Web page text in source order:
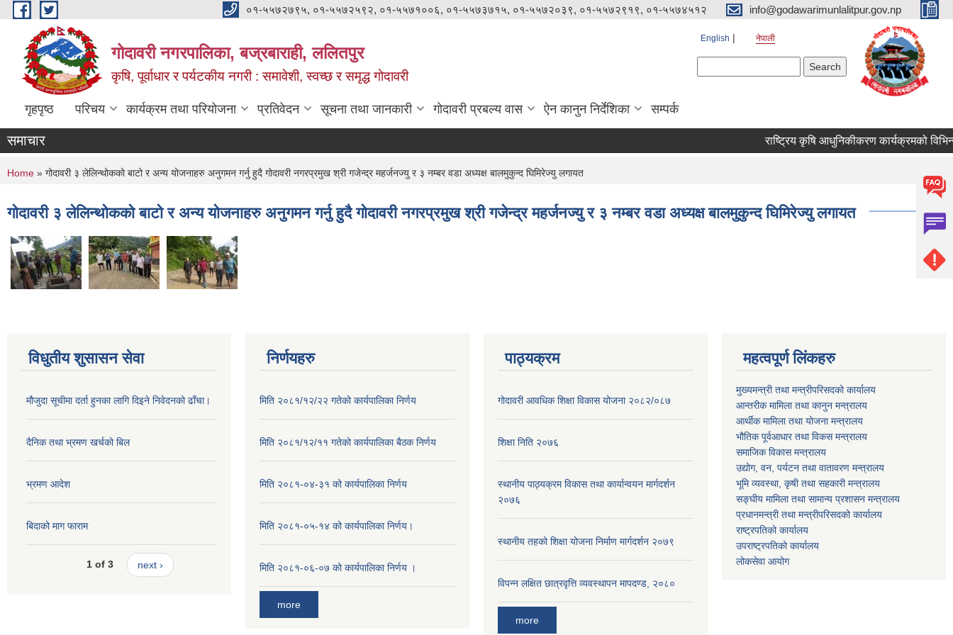
Skip to main content ०१-५५७२७९५, ०१-५५७२५९२, ०१-५५७१००६, ०१-५५७३७१५, ०१-५५७२०३९, ०१-५५७२९१९, ०१-५५७४५१२ info@godawarimunlalitpur.gov.np
गोदावरी नगरपालिका, बज्रबाराही, ललितपुर
कृषि, पूर्वाधार र पर्यटकीय नगरी : समावेशी, स्वच्छ र समृद्ध गोदावरी
English नेपाली
गृहपृष्ठ परिचय कार्यक्रम तथा परियोजना प्रतिवेदन सूचना तथा जानकारी गोदावरी प्रबल्य वास ऐन कानुन निर्देशिका सम्पर्क
समाचार
You are here
Home » गोदावरी ३ लेलिन्थोकको बाटो र अन्य योजनाहरु अनुगमन गर्नु हुदै गोदावरी नगरप्रमुख श्री गजेन्द्र महर्जनज्यु र ३ नम्बर वडा अध्यक्ष बालमुकुन्द घिमिरेज्यु लगायत
गोदावरी ३ लेलिन्थोकको बाटो र अन्य योजनाहरु अनुगमन गर्नु हुदै गोदावरी नगरप्रमुख श्री गजेन्द्र महर्जनज्यु र ३ नम्बर वडा अध्यक्ष बालमुकुन्द घिमिरेज्यु लगायत
विधुतीय शुसासन सेवा
मौजुदा सूचीमा दर्ता हुनका लागि दिइने निवेदनको ढाँचा।
दैनिक तथा भ्रमण खर्चको बिल
भ्रमण आदेश
बिदाको माग फाराम
1 of 3 next ›
निर्णयहरु
मिति २०८१/१२/२२ गतेको कार्यपालिका निर्णय
मिति २०८१/१२/११ गतेको कार्यपालिका बैठक निर्णय
मिति २०८१-०४-३१ को कार्यपालिका निर्णय
मिति २०८१-०५-१४ को कार्यपालिका निर्णय।
मिति २०८१-०६-०७ को कार्यपालिका निर्णय ।
more
पाठ्यक्रम
गोदावरी आवधिक शिक्षा विकास योजना २०८२/०८७
शिक्षा निति २०७६
स्थानीय पाठ्यक्रम विकास तथा कार्यान्वयन मार्गदर्शन
२०७६
स्थानीय तहको शिक्षा योजना निर्माण मार्गदर्शन २०७९
विपन्न लक्षित छात्रवृत्ति व्यवस्थापन मापदण्ड, २०८०
more
महत्वपूर्ण लिंकहरु
मुख्यमन्त्री तथा मन्त्रीपरिसदको कार्यालय
आन्तरीक मामिला तथा कानुन मन्त्रालय
आर्थीक मामिला तथा योजना मन्त्रालय
भौतिक पूर्वआधार तथा विकस मन्त्रालय
समाजिक विकास मन्त्रालय
उद्योग, वन, पर्यटन तथा वातावरण मन्त्रालय
भूमि व्यवस्था, कृषी तथा सहकारी मन्त्रालय
सङ्घीय मामिला तथा सामान्य प्रशासन मन्त्रालय
प्रधानमन्त्री तथा मन्त्रीपरिसदको कार्यालय
राष्ट्रपतिको कार्यालय
उपराष्ट्रपतिको कार्यालय
लोकसेवा आयोग